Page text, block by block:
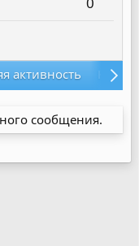
активность
сообщения.